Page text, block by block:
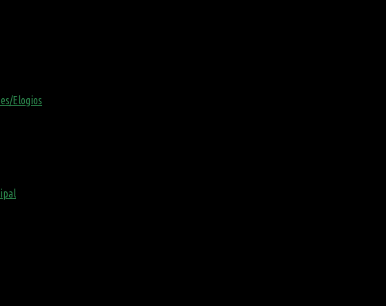
Elogios